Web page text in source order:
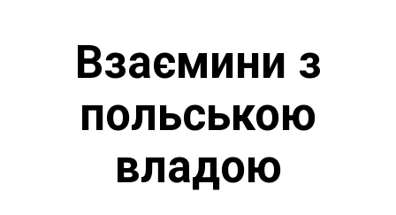
Взаємини з
польською
владою